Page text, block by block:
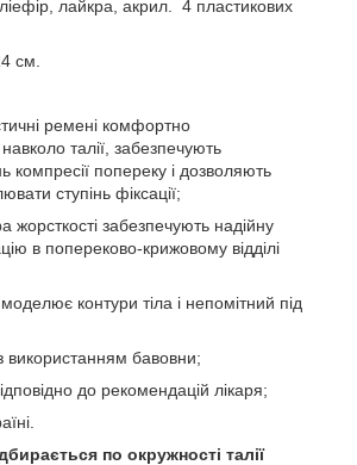
лайкра, акрил. 4 пластикових
см.
ремені комфортно
талії, забезпечують
компресії попереку і дозволяють
ступінь фіксації;
жорсткості забезпечують надійну
в попереково-крижовому відділі
контури тіла і непомітний під
використанням бавовни;
до рекомендацій лікаря;
по окружності талії